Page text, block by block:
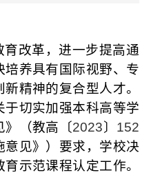
育改革，进一步提高通
养具有国际视野、专
精神的复合型人才。
切实加强本科高等学
》（教高〔2023〕 152
见》）要求，学校决
示范课程认定工作。